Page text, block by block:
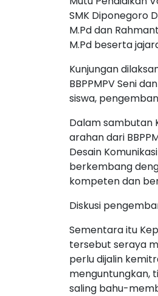
SMK Diponegoro
M.Pd dan
M.Pd beserta
Kunjungan
BBPPMPV Seni
siswa,
Dalam sambutan
arahan dari
Desain
berkembang
kompeten dan
Diskusi
Sementara itu
tersebut seraya
perlu dijalin
menguntungkan,
saling bahu-